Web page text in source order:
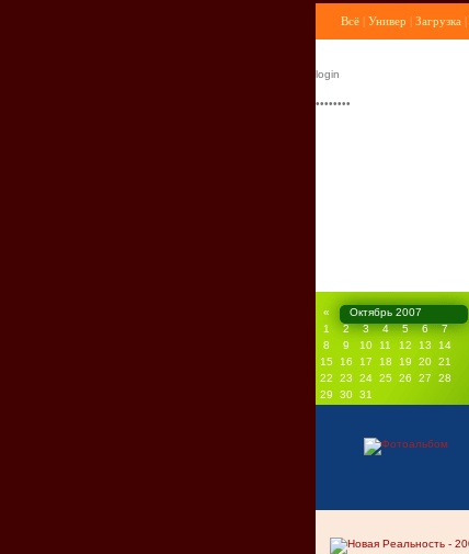
Всё| Универ | Загрузка |
«
Октябрь 2007
1
2 3 4 5 6
7
8
9 10 11 12 13
14
15
16 17 18 19 20 21
22
23 24 25 26 27
28
29
30 31